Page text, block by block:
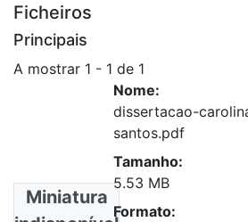
Ficheiros
Principais
A mostrar 1 - 1 de 1
Miniatura
Nome:
dissertacao-
santos.pdf
Tamanho:
5.53 MB
Formato: